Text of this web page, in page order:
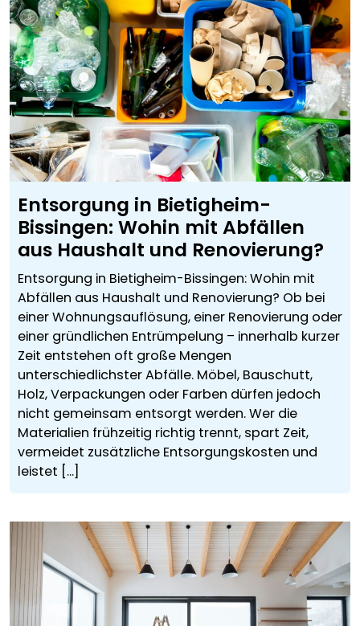
Entsorgung in Bietigheim-
Bissingen: Wohin mit Abfällen
aus Haushalt und Renovierung?
Entsorgung in Bietigheim-Bissingen: Wohin mit
Abfällen aus Haushalt und Renovierung? Ob bei
einer Wohnungsauflösung, einer Renovierung oder
einer gründlichen Entrümpelung – innerhalb kurzer
Zeit entstehen oft große Mengen
unterschiedlichster Abfälle. Möbel, Bauschutt,
Holz, Verpackungen oder Farben dürfen jedoch
nicht gemeinsam entsorgt werden. Wer die
Materialien frühzeitig richtig trennt, spart Zeit,
vermeidet zusätzliche Entsorgungskosten und
leistet [...]